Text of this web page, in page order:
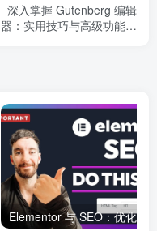
深入掌握 Gutenberg 编辑
器：实用技巧与高级功能详